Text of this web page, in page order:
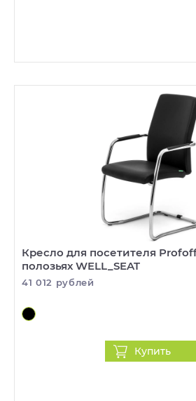
Кресло для посетителя
полозьях WELL_SEAT
41 012 рублей
Купить